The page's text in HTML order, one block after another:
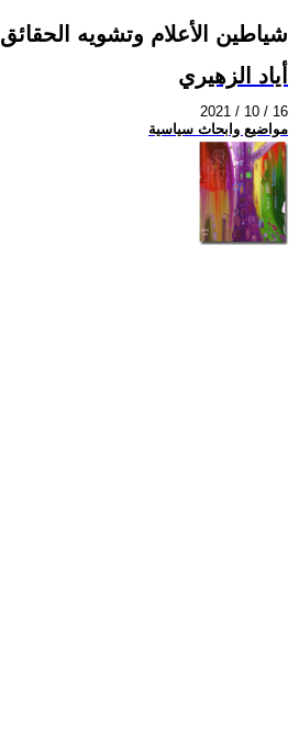
شياطين الأعلام وتشويه الحقائق
أياد الزهيري
2021 / 10 / 16
مواضيع وابحاث سياسية